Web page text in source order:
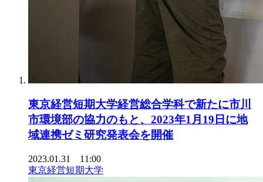
東京経営短期大学経営総合学科で新たに市川
市環境部の協力のもと、2023年1月19日に地
域連携ゼミ研究発表会を開催
2023.01.31 11:00
東京経営短期大学